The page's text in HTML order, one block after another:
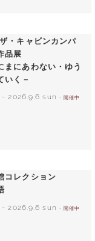
・キャビンカンパ
品展
まにあわない・ゆう
いく－
-2026.9.6 sun - 開催中
コレクション
-2026.9.6 sun - 開催中